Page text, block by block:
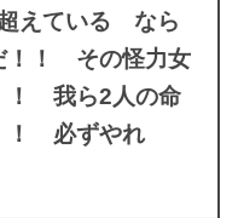
えている なら
！！ その怪力女
！ 我ら2人の命
！ 必ずやれ